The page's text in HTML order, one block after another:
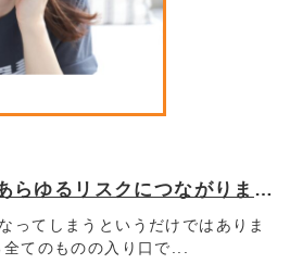
放置は危険！虫歯はあらゆるリスクにつながります！
ってしまうというだけではありま
てのものの入り口で...